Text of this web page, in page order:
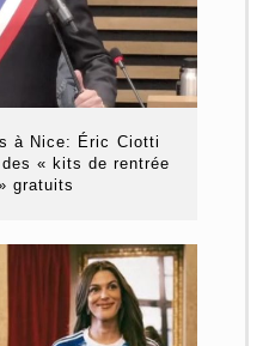
à Nice: Éric Ciotti
« kits de rentrée
gratuits